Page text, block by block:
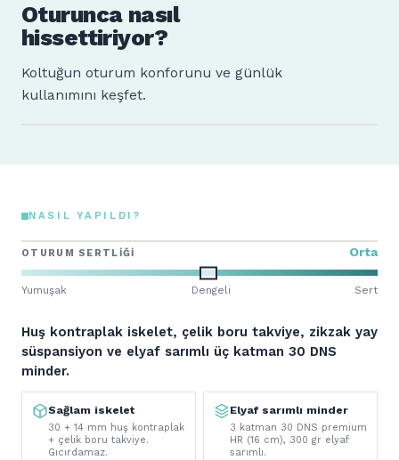
Oturunca nasıl
hissettiriyor?
Koltuğun oturum konforunu ve günlük
kullanımını keşfet.
NASIL YAPILDI?
Huş kontraplak iskelet, çelik boru takviye, zikzak yay
süspansiyon ve elyaf sarımlı üç katman 30 DNS
minder.
Sağlam iskelet
30 + 14 mm huş kontraplak
+ çelik boru takviye.
Gıcırdamaz.
Elyaf sarımlı minder
3 katman 30 DNS premium
HR (16 cm), 300 gr elyaf
sarımlı.
OTURUM SERTLIĞI Orta
Yumuşak Dengeli Sert